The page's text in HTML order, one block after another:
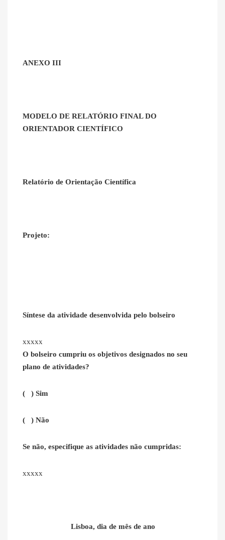
ANEXO III
MODELO DE RELATÓRIO FINAL DO
ORIENTADOR CIENTÍFICO
Relatório de Orientação Científica
Projeto:
Síntese da atividade desenvolvida pelo bolseiro
xxxxx
O bolseiro cumpriu os objetivos designados no seu
plano de atividades?
( ) Sim
( ) Não
Se não, especifique as atividades não cumpridas:
xxxxx
Lisboa, dia de mês de ano